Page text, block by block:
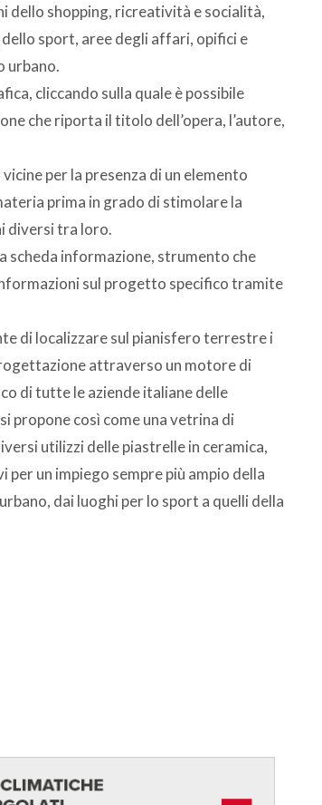
dello shopping, ricreatività e socialità,
sport, aree degli affari, opifici e
urbano.
cliccando sulla quale è possibile
che riporta il titolo dell’opera, l’autore,
per la presenza di un elemento
prima in grado di stimolare la
diversi tra loro.
scheda informazione, strumento che
sul progetto specifico tramite
di localizzare sul pianisfero terrestre i
attraverso un motore di
di tutte le aziende italiane delle
propone così come una vetrina di
utilizzi delle piastrelle in ceramica,
un impiego sempre più ampio della
dai luoghi per lo sport a quelli della